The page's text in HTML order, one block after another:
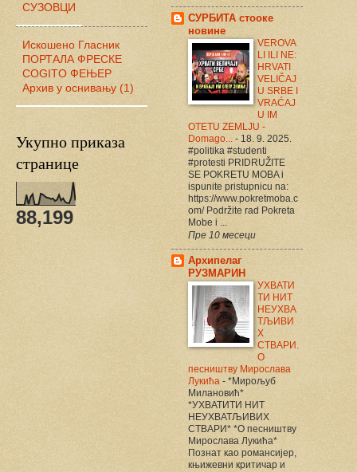
СУЗОВЦИ
Искошено Гласник
ПОРТАЛА ФРЕСКЕ
COGITO ФЕЊЕР
Архив у оснивању (1)
Укупно приказа
странице
88,199
СУРБИТА стооке
новине
VEROVA
LI ILI NE:
HRVATI
VELIČAJ
U SRBE I
VRAĆAJ
U IM
OTETU ZEMLJU -
Domago... - 18. 9. 2025.
#politika #studenti
#protesti PRIDRUŽITE
SE POKRETU MOBA i
ispunite pristupnicu na:
https://www.pokretmoba.c
om/ Podržite rad Pokreta
Mobe i ...
Пре 10 месеци
Архипелаг
РУЗМАРИН
УХВАТИ
ТИ НИТ
НЕУХВА
ТЉИВИ
Х
СТВАРИ.
О
песништву Мирослава
Лукића - *Мирољуб
Милановић*
*УХВАТИТИ НИТ
НЕУХВАТЉИВИХ
СТВАРИ* *О песништву
Мирослава Лукића*
Познат као романсијер,
књижевни критичар и